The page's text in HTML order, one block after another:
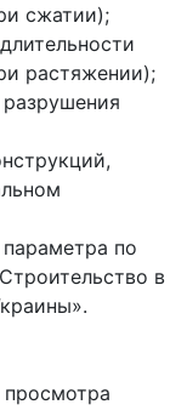
сжатии);
растяжении);
по
в